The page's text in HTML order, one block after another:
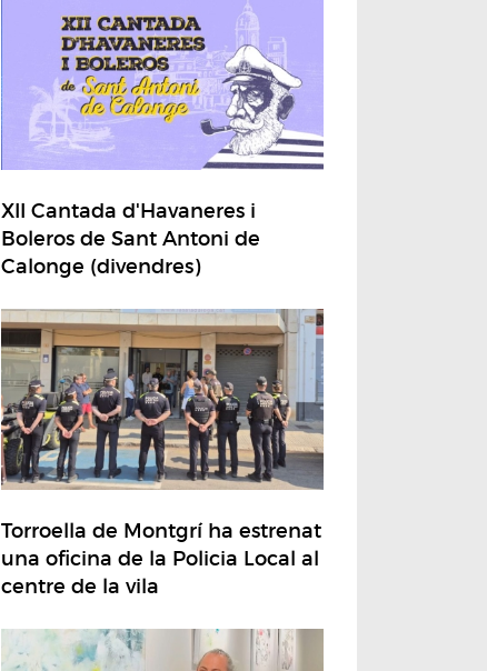
XII Cantada d'Havaneres i
Boleros de Sant Antoni de
Calonge (divendres)
Torroella de Montgrí ha estrenat
una oficina de la Policia Local al
centre de la vila